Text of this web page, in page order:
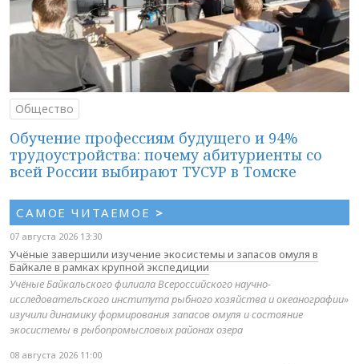
Общество
Обучение профессиям будущего и 94%
трудоустройства: почему абитуриенты со
всей России выбирают ТУСУР в Томске
САМОЕ ЧИТАЕМОЕ >
07 августа 2026 13:30
Учёные завершили изучение экосистемы и запасов омуля в
Байкале в рамках крупной экспедиции
Учёные Байкальского филиала Всероссийского научно-
исследовательского института рыбного хозяйства и океанографии»
изучили динамику формирования запасов омуля и состояние
экосистемы в рыбопромысловых районах озера
08 августа 2026 11:00